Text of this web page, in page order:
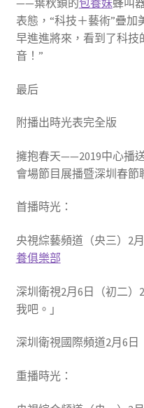
表態，“科技＋藝術”疊加
早進進將來，看到了科技
音！”
最后
附播出時光表完全版
擁抱春天——2019中心播
會場節目展播暨深圳春節
首播時光：
央視綜藝頻道（央三）2
養俱樂部
深圳衛視2月6日（初二）
我吧。」
深圳衛視國際頻道2月6日
重播時光：